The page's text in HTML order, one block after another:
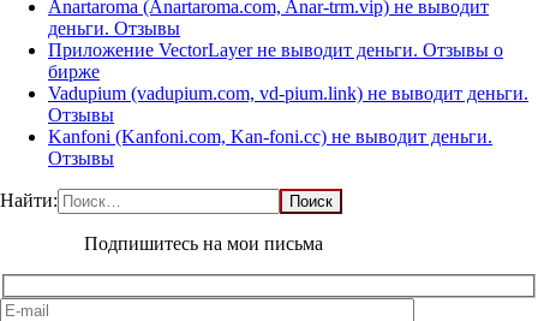
Anartaroma (Anartaroma.com, Anar-trm.vip) не выводит
деньги. Отзывы
Приложение VectorLayer не выводит деньги. Отзывы о
бирже
Vadupium (vadupium.com, vd-pium.link) не выводит деньги.
Отзывы
Kanfoni (Kanfoni.com, Kan-foni.cc) не выводит деньги.
Отзывы
Найти:
Подпишитесь на мои письма